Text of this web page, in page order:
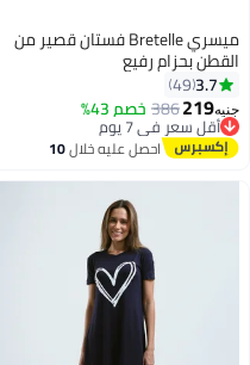
ميسري Bretelle فستان قصير من
القطن بحزام رفيع
3.7
49
جنيه219
386 خصم 43%
أقل سعر في 7 يوم
توصيل مجاني
أقل سعر في 7 يوم
احصل عليه خلال10